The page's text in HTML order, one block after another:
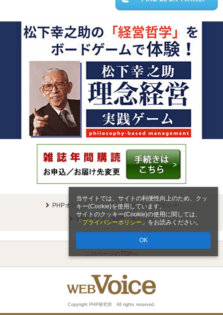
当サイトでは、サイトの利便性向上のため、クッ
キー(Cookie)を使用しています。
サイトのクッキー(Cookie)の使用に関しては、
「 プライバシーポリシー 」をお読みください。
OK
PHPオンラインとは
プライバシーポリシー
Webサイトご利用にあたって
このページのTOPへ
Copyright PHP研究所 All rights reserved.